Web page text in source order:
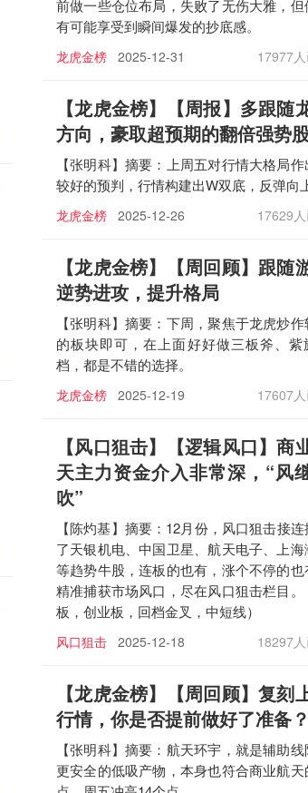
前做一些仓位布局，失败了无伤大雅，但
有可能享受到瞬间爆发的抄底感。
龙虎金榜 2025-12-31 17977
【龙虎金榜】【周报】多跟随
方向，豪取超预期的翻倍强势
【张明科】摘要：上周五对行情大格局作
较好的预判，行情构建出W双底，反弹向上
龙虎金榜 2025-12-26 17629
【龙虎金榜】【周回顾】跟随
逆势进攻，提升格局
【张明科】摘要：下周，聚焦于龙虎炒作
的板块即可，在上面好好做三板斧、紫
档，都是不错的选择。
龙虎金榜 2025-12-19 17607
【风口狙击】【逻辑风口】商
天主力资金介入非常深，“风
吹”
【陈灼基】摘要：12月份，风口狙击接
了天银机电、中国卫星、航天电子、上海
等趋势牛股，连板的也有，涨个不停的也
精准捕获市场风口，尽在风口狙击栏目。
板，创业板，回档金叉，中短线）
风口狙击 2025-12-18 18297
【龙虎金榜】【周回顾】复刻
行情，你是否提前做好了准备？
【张明科】摘要：航天环宇，就是辅助线
更安全的低吸产物，本身也符合商业航天